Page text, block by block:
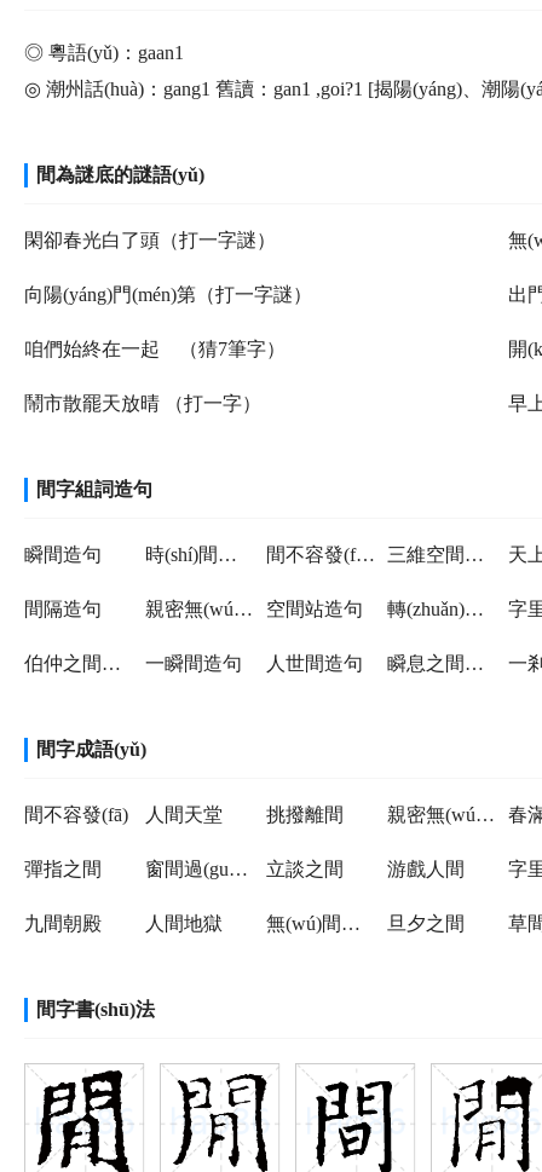
◎ 粵語(yǔ)：gaan1
◎ 潮州話(huà)：gang1 舊讀：gan1 ,goi?1 [揭陽(yáng)、潮陽
間為謎底的謎語(yǔ)
閑卻春光白了頭（打一字謎） 無
向陽(yáng)門(mén)第（打一字謎） 出
咱們始終在一起 （猜7筆字） 開
鬧市散罷天放晴 （打一字） 早
間字組詞造句
瞬間造句 時(shí)間造句 間不容發(fā)造句 三維空間造句
間隔造句 親密無(wú)間造句 空間站造句 轉(zhuǎn)瞬之間造句
伯仲之間造句 一瞬間造句 人世間造句 瞬息之間造句
間字成語(yǔ)
間不容發(fā) 人間天堂 挑撥離間 親密無(wú)間
彈指之間 窗間過(guò)馬 立談之間 游戲人間 字
九間朝殿 人間地獄 無(wú)間冬夏 旦夕之間 草
間字書(shū)法